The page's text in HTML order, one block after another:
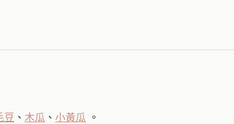
豆 、 木瓜 、 小黃瓜 。